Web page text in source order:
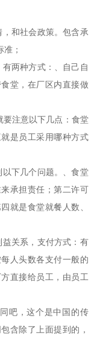
和社会政策。包含承
；
两种方式：、自己自
堂，在厂区内直接做
要注意以下几点：食堂
是员工采用哪种方式
下几个问题。、食堂
承担责任；第二许可
就是食堂就餐人数、
关系，支付方式：有
人头数各支付一般的
直接给员工，由员工
吧，这个是中国的传
含除了上面提到的，